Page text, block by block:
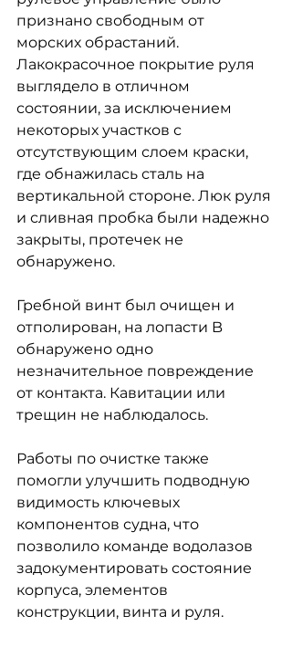
признано свободным от
морских обрастаний.
Лакокрасочное покрытие руля
выглядело в отличном
состоянии, за исключением
некоторых участков с
отсутствующим слоем краски,
где обнажилась сталь на
вертикальной стороне. Люк руля
и сливная пробка были надежно
закрыты, протечек не
обнаружено.
Гребной винт был очищен и
отполирован, на лопасти B
обнаружено одно
незначительное повреждение
от контакта. Кавитации или
трещин не наблюдалось.
Работы по очистке также
помогли улучшить подводную
видимость ключевых
компонентов судна, что
позволило команде водолазов
задокументировать состояние
корпуса, элементов
конструкции, винта и руля.